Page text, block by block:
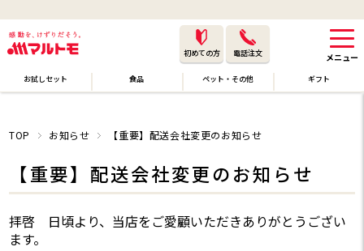
初めての方 電話注文
お試しセット 食品 ペット・その他 ギフト
TOP お知らせ 【重要】配送会社変更のお知らせ
【重要】配送会社変更のお知らせ
拝啓 日頃より、当店をご愛顧いただきありがとうござい
ます。